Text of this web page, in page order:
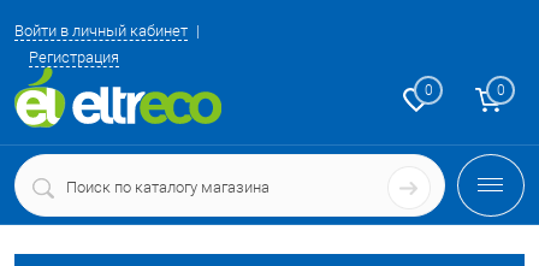
Войти в личный кабинет
Регистрация
0 0